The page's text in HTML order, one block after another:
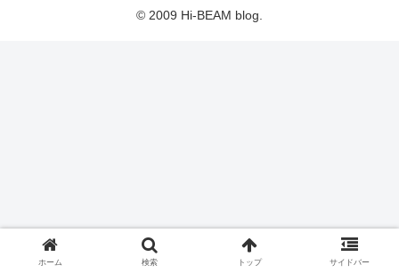
© 2009 Hi-BEAM blog.
ホーム 検索 トップ サイドバー